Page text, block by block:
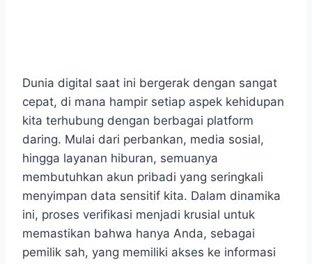
Dunia digital saat ini bergerak dengan sangat
cepat, di mana hampir setiap aspek kehidupan
kita terhubung dengan berbagai platform
daring. Mulai dari perbankan, media sosial,
hingga layanan hiburan, semuanya
membutuhkan akun pribadi yang seringkali
menyimpan data sensitif kita. Dalam dinamika
ini, proses verifikasi menjadi krusial untuk
memastikan bahwa hanya Anda, sebagai
pemilik sah, yang memiliki akses ke informasi